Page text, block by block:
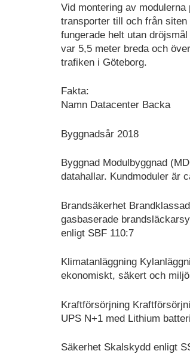
Vid montering av
transporter till och från
fungerade helt utan
var 5,5 meter breda och
trafiken i Göteborg.
Fakta:
Namn Datacenter Backa
Byggnadsår 2018
Byggnad Modulbyggnad
datahallar. Kundmoduler är
Brandsäkerhet
gasbaserade
enligt SBF 110:7
Klimatanläggning
ekonomiskt, säkert och
Kraftförsörjning
UPS N+1 med Lithium
Säkerhet Skalskydd enligt